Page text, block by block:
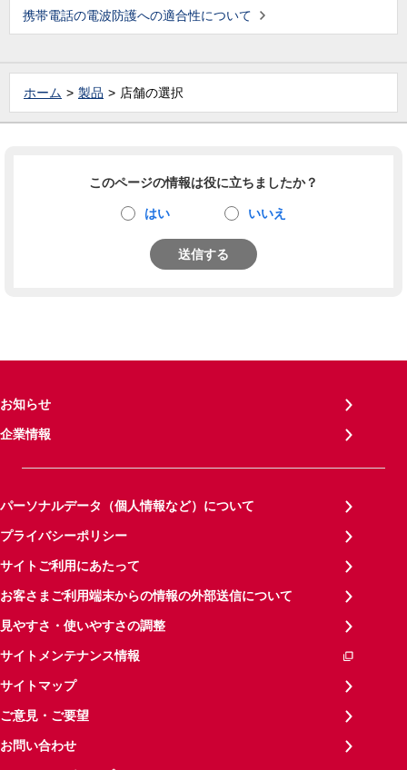
携帯電話の電波防護への適合性について
ホーム 製品 店舗の選択
このページの情報は役に立ちましたか？
はい いいえ
送信する
お知らせ
企業情報
パーソナルデータ（個人情報など）について
プライバシーポリシー
サイトご利用にあたって
お客さまご利用端末からの情報の外部送信について
見やすさ・使いやすさの調整
サイトメンテナンス情報
サイトマップ
ご意見・ご要望
お問い合わせ